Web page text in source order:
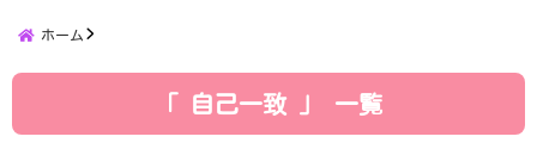
ホーム
「 自己一致 」 一覧